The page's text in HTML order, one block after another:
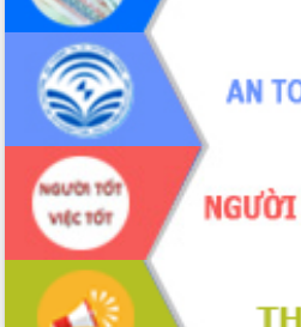
Lấy ý kiến điều chỉnh Quy hoạch tỉnh
Đắk Lắk thời kỳ 2021-2030, tầm nhìn
đến năm 2050
Phát động chiến dịch 30 ngày đêm
giải phóng mặt bằng Tuyến đường bộ
ven biển
Đắk Lắk nỗ lực thúc đẩy tăng trưởng
kinh tế từ 10% trở lên trong Quý
II/2026
Đắk Lắk ký kết thỏa thuận hợp tác về
chuyển đổi số giai đoạn 2026 – 2030
với Tập đoàn Bưu chính Viễn thông
Việt Nam